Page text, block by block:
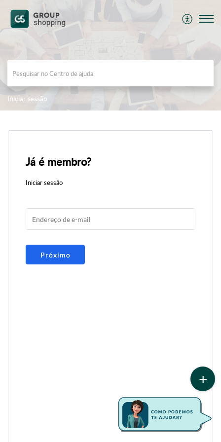
Iniciar sessão
Já é membro?
Iniciar sessão